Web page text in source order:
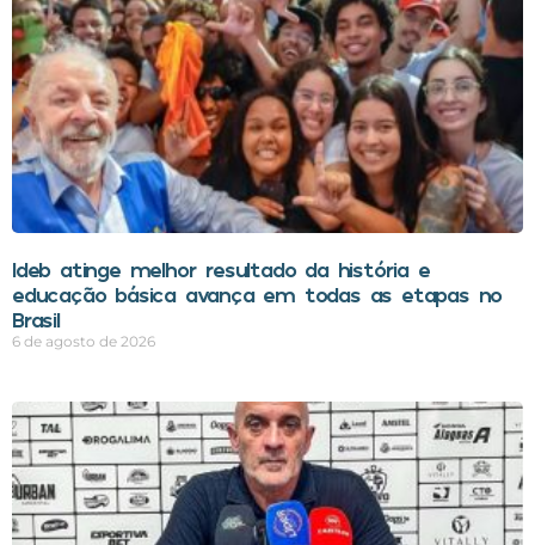
Ideb atinge melhor resultado da história e
educação básica avança em todas as etapas no
Brasil
6 de agosto de 2026